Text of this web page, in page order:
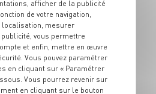
chaud
afficher de la publicité
de votre navigation,
localisation, mesurer
publicité, vous permettre
et enfin, mettre en œuvre
Vous pouvez paramétrer
en cliquant sur « Paramétrer
Vous pourrez revenir sur
en cliquant sur le bouton